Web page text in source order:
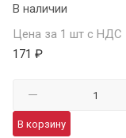
В наличии
Цена за 1 шт с НДС
171 ₽
В корзину